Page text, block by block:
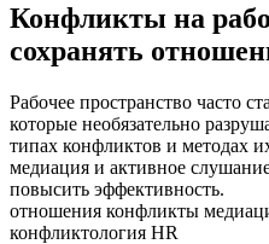
Конфликты на
сохранять
Рабочее пространство часто
которые необязательно
типах конфликтов и методах
медиация и активное
повысить эффективность.
отношения конфликты
конфликтология HR